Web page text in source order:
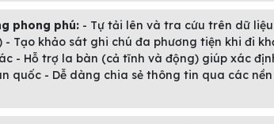
phong phú: - Tự tải lên và tra cứu trên dữ
- Tạo khảo sát ghi chú đa phương tiện khi đi
- Hỗ trợ la bàn (cả tĩnh và động) giúp xác
quốc - Dễ dàng chia sẻ thông tin qua các